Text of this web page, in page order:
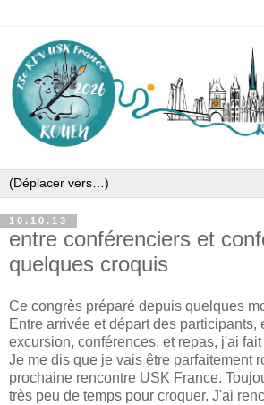
10.10.13
entre conférenciers et
quelques croquis
Ce congrès préparé depuis quelques
Entre arrivée et départ des participants,
excursion, conférences, et repas, j'ai
Je me dis que je vais être parfaitement
prochaine rencontre USK France.
très peu de temps pour croquer. J'ai